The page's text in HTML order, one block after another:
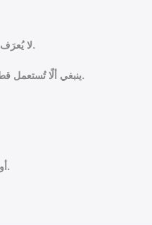
لا يُعرَف تأثير قطرة ضغط العين زولامول على الجنين، إذا استخدمتها الأم أثناء الحمل.
ينبغي ألّا تُستعمل قطرة زولامول أثناء فترة الرضاعة؛ إذ تتسرّب محتوياتها عبر لبن الأم إلى الطفل.
أو من خلال التواصل مع صيدلي صيدليات الجواهر على واتساب 0569072671.